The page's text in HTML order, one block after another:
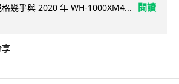
幾乎與 2020 年 WH-1000XM4...
閱讀